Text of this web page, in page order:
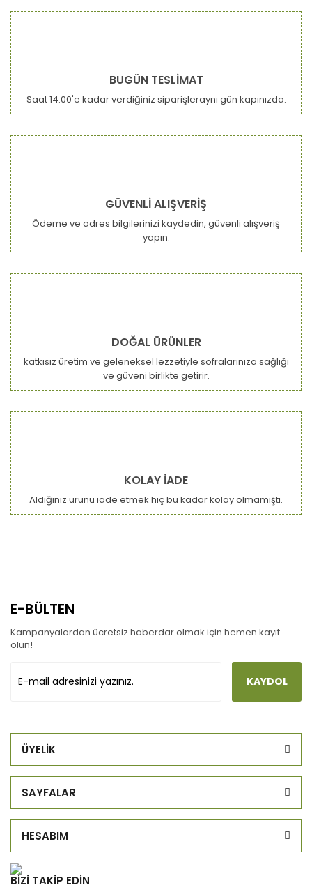
BUGÜN TESLİMAT
Saat 14:00'e kadar verdiğiniz siparişleraynı gün kapınızda.
GÜVENLİ ALIŞVERİŞ
Ödeme ve adres bilgilerinizi kaydedin, güvenli alışveriş
yapın.
DOĞAL ÜRÜNLER
katkısız üretim ve geleneksel lezzetiyle sofralarınıza sağlığı
ve güveni birlikte getirir.
KOLAY İADE
Aldığınız ürünü iade etmek hiç bu kadar kolay olmamıştı.
E-BÜLTEN
Kampanyalardan ücretsiz haberdar olmak için hemen kayıt
olun!
KAYDOL
ÜYELİK
SAYFALAR
HESABIM
BİZİ TAKİP EDİN